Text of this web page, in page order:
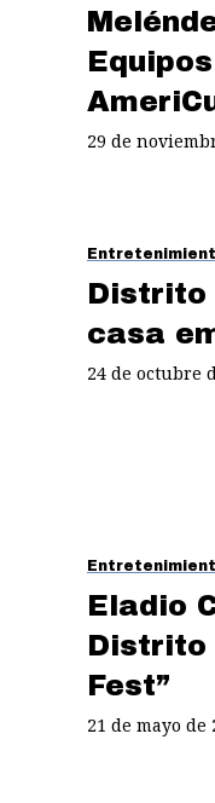
29 de
Distrito
casa
24 de octubre
Eladio
Distrito
Fest”
21 de mayo de